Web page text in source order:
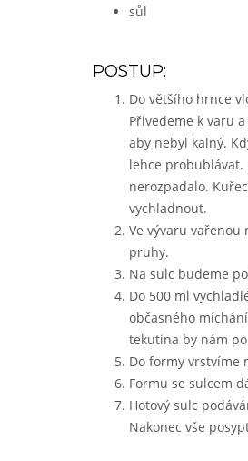
sůl
POSTUP:
Do většího hrnce
Přivedeme k varu
aby nebyl kalný.
lehce probublávat.
nerozpadalo.
vychladnout.
Ve vývaru
pruhy.
Na sulc budeme
Do 500 ml
občasného
tekutina by nám
Do formy vrstvíme
Formu se sulcem
Hotový sulc
Nakonec vše